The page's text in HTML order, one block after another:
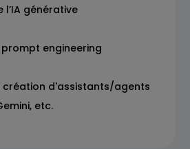
l’IA générative
engineering
création d'assistants/agents
etc.